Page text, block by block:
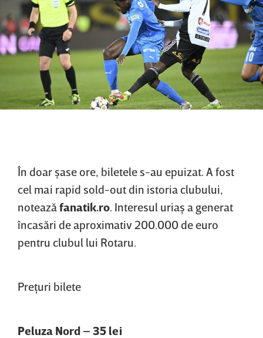
În doar şase ore, biletele s-au epuizat. A fost
cel mai rapid sold-out din istoria clubului,
notează fanatik.ro . Interesul uriaş a generat
încasări de aproximativ 200.000 de euro
pentru clubul lui Rotaru.
Preţuri bilete
Peluza Nord – 35 lei